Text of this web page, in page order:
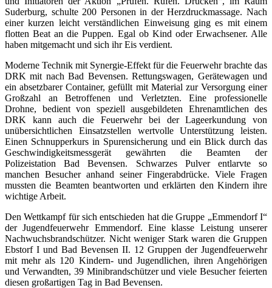
Suderburg, schulte 200 Personen in der Herzdruckmassage. Nach
einer kurzen leicht verständlichen Einweisung ging es mit einem
flotten Beat an die Puppen. Egal ob Kind oder Erwachsener. Alle
haben mitgemacht und sich ihr Eis verdient.
Moderne Technik mit Synergie-Effekt für die Feuerwehr brachte das
DRK mit nach Bad Bevensen. Rettungswagen, Gerätewagen und
ein absetzbarer Container, gefüllt mit Material zur Versorgung einer
Großzahl an Betroffenen und Verletzten. Eine professionelle
Drohne, bedient von speziell ausgebildeten Ehrenamtlichen des
DRK kann auch die Feuerwehr bei der Lageerkundung von
unübersichtlichen Einsatzstellen wertvolle Unterstützung leisten.
Einen Schnupperkurs in Spurensicherung und ein Blick durch das
Geschwindigkeitsmessgerät gewährten die Beamten der
Polizeistation Bad Bevensen. Schwarzes Pulver entlarvte so
manchen Besucher anhand seiner Fingerabdrücke. Viele Fragen
mussten die Beamten beantworten und erklärten den Kindern ihre
wichtige Arbeit.
Den Wettkampf für sich entschieden hat die Gruppe „Emmendorf I“
der Jugendfeuerwehr Emmendorf. Eine klasse Leistung unserer
Nachwuchsbrandschützer. Nicht weniger Stark waren die Gruppen
Ebstorf I und Bad Bevensen II. 12 Gruppen der Jugendfeuerwehr
mit mehr als 120 Kindern- und Jugendlichen, ihren Angehörigen
und Verwandten, 39 Minibrandschützer und viele Besucher feierten
diesen großartigen Tag in Bad Bevensen.